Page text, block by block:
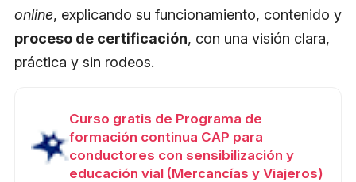
online, explicando su funcionamiento, contenido y
proceso de certificación, con una visión clara,
práctica y sin rodeos.
Curso gratis de Programa de
formación continua CAP para
conductores con sensibilización y
educación vial (Mercancías y Viajeros)